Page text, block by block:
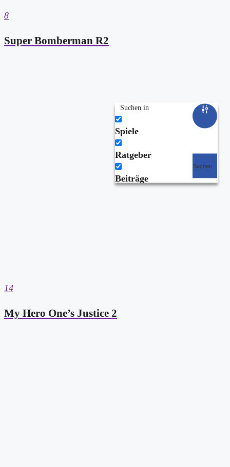
Suchen
Suchen in
Spiele
Ratgeber
Beiträge
8
Super Bomberman R2
14
My Hero One’s Justice 2